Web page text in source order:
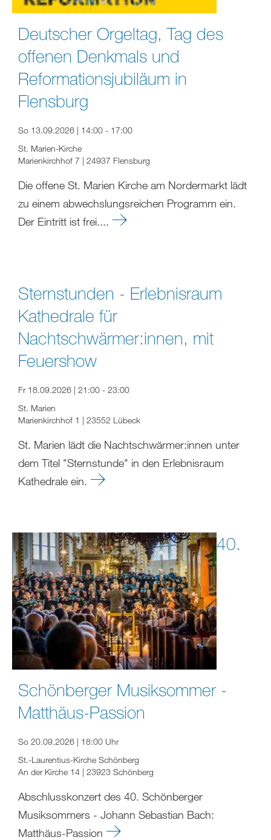
Deutscher Orgeltag, Tag des
offenen Denkmals und
Reformationsjubiläum in
Flensburg
So 13.09.2026 | 14:00 - 17:00
St. Marien-Kirche
Marienkirchhof 7 | 24937 Flensburg
Die offene St. Marien Kirche am Nordermarkt lädt
zu einem abwechslungsreichen Programm ein.
Der Eintritt ist frei....
Sternstunden - Erlebnisraum
Kathedrale für
Nachtschwärmer:innen, mit
Feuershow
Fr 18.09.2026 | 21:00 - 23:00
St. Marien
Marienkirchhof 1 | 23552 Lübeck
St. Marien lädt die Nachtschwärmer:innen unter
dem Titel "Sternstunde" in den Erlebnisraum
Kathedrale ein.
40.
Schönberger Musiksommer -
Matthäus-Passion
So 20.09.2026 | 18:00 Uhr
St.-Laurentius-Kirche Schönberg
An der Kirche 14 | 23923 Schönberg
Abschlusskonzert des 40. Schönberger
Musiksommers - Johann Sebastian Bach:
Matthäus-Passion